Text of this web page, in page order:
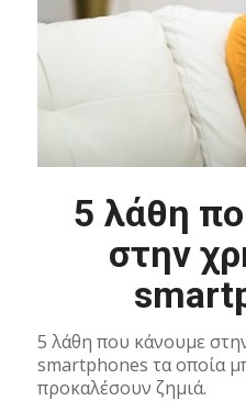
5 λάθη
στην
5 λάθη που κάνουμε
smartphones τα οποία
προκαλέσουν ζημιά.